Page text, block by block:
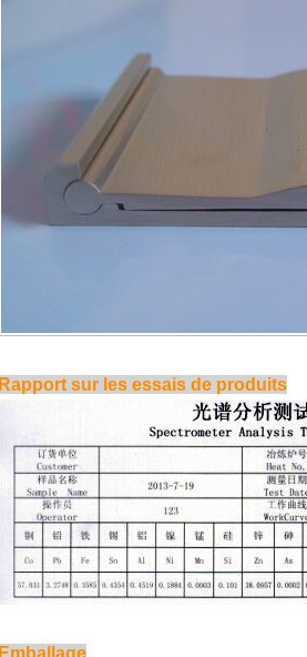
Rapport sur les essais de produits
Emballage